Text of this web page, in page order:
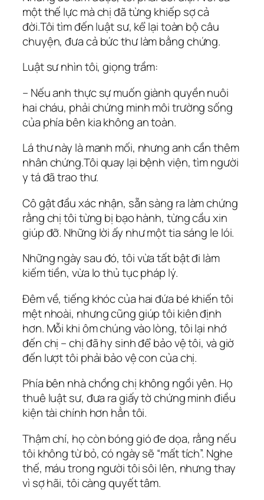
một thế lực mà chị đã từng khiếp sợ cả
đời.Tôi tìm đến luật sư, kể lại toàn bộ câu
chuyện, đưa cả bức thư làm bằng chứng.
Luật sư nhìn tôi, giọng trầm:
– Nếu anh thực sự muốn giành quyền nuôi
hai cháu, phải chứng minh môi trường sống
của phía bên kia không an toàn.
Lá thư này là manh mối, nhưng anh cần thêm
nhân chứng.Tôi quay lại bệnh viện, tìm người
y tá đã trao thư.
Cô gật đầu xác nhận, sẵn sàng ra làm chứng
rằng chị tôi từng bị bạo hành, từng cầu xin
giúp đỡ. Những lời ấy như một tia sáng le lói.
Những ngày sau đó, tôi vừa tất bật đi làm
kiếm tiền, vừa lo thủ tục pháp lý.
Đêm về, tiếng khóc của hai đứa bé khiến tôi
mệt nhoài, nhưng cũng giúp tôi kiên định
hơn. Mỗi khi ôm chúng vào lòng, tôi lại nhớ
đến chị – chị đã hy sinh để bảo vệ tôi, và giờ
đến lượt tôi phải bảo vệ con của chị.
Phía bên nhà chồng chị không ngồi yên. Họ
thuê luật sư, đưa ra giấy tờ chứng minh điều
kiện tài chính hơn hẳn tôi.
Thậm chí, họ còn bóng gió đe dọa, rằng nếu
tôi không từ bỏ, có ngày sẽ “mất tích”. Nghe
thế, máu trong người tôi sôi lên, nhưng thay
vì sợ hãi, tôi càng quyết tâm.